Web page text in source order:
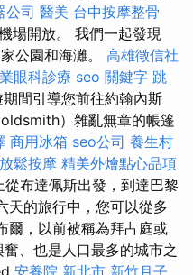
公司 醫美 台中按摩整骨
場開放。 我們一起發現
公園和海灘。 高雄徵信社
眼科診療 seo 關鍵字 跳
間引導您前往約翰內斯
）雜亂無章的帳篷
商用冰箱 seo公司 養生村
鬆按摩 精美外燴點心品項
從布達佩斯出發，到達巴黎
天的旅行中，您可以從多
爾，以前被稱為拜占庭或
、也是人口最多的城市之
安養院 新北市 新竹月子